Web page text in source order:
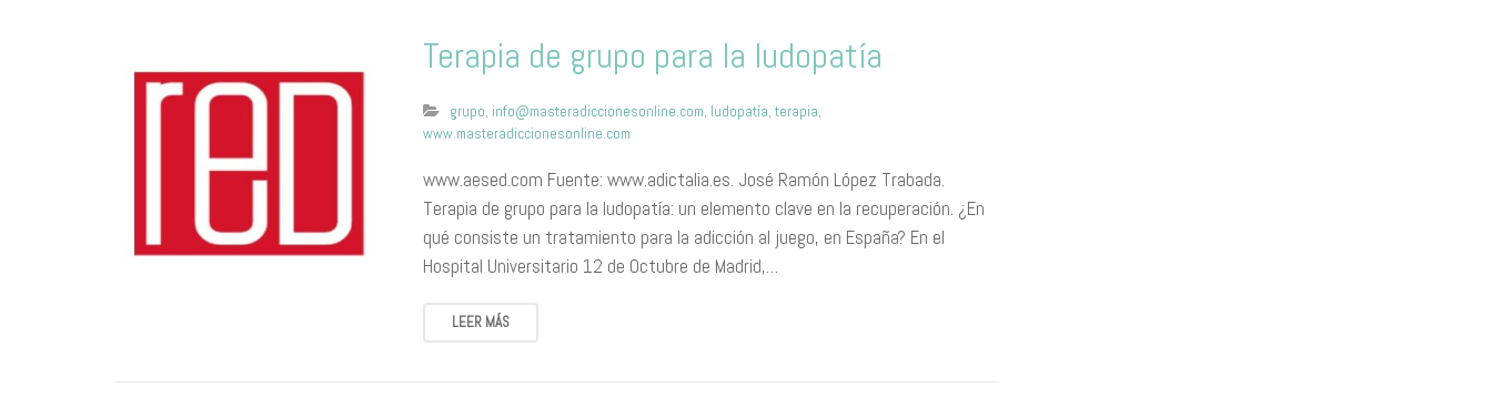
Terapia de grupo para la ludopatía
grupo, info@masteradiccionesonline.com, ludopatía,terapia,
www.masteradiccionesonline.com
www.aesed.com Fuente: www.adictalia.es. José Ramón López Trabada.
Terapia de grupo para la ludopatía: un elemento clave en la recuperación. ¿En
qué consiste un tratamiento para la adicción al juego, en España? En el
Hospital Universitario 12 de Octubre de Madrid,…
LEER MÁS